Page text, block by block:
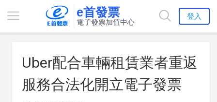
e首發票
電子發票加值中心
登入
Uber配合車輛租賃業者重返
服務合法化開立電子發票